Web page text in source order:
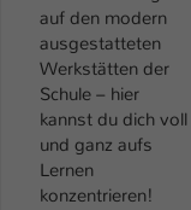
auf den modern
ausgestatteten
Werkstätten der
Schule – hier
kannst du dich voll
und ganz aufs
Lernen
konzentrieren!